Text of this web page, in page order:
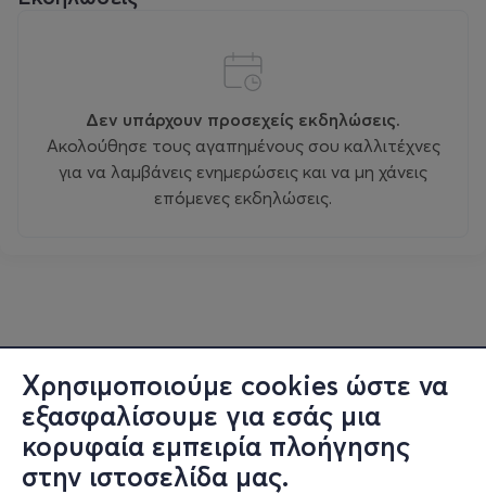
Χρησιμοποιούμε cookies ώστε να
εξασφαλίσουμε για εσάς μια
κορυφαία εμπειρία πλοήγησης
στην ιστοσελίδα μας.
Δεν υπάρχουν προσεχείς εκδηλώσεις.
Ακολούθησε τους αγαπημένους σου καλλιτέχνες
για να λαμβάνεις ενημερώσεις και να μη χάνεις
επόμενες εκδηλώσεις.